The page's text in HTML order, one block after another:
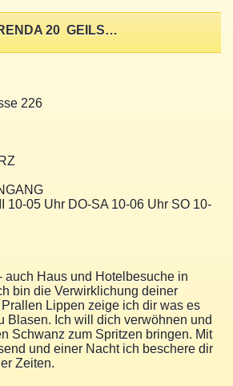
BRENDA 20  GEILSTER BLASMUND
226
10-05 Uhr DO-SA 10-06 Uhr SO 10-
auch Haus und Hotelbesuche in
bin die Verwirklichung deiner
Lippen zeige ich dir was es
Blasen. Ich will dich verwöhnen und
Schwanz zum Spritzen bringen. Mit
und einer Nacht ich beschere dir
Zeiten.